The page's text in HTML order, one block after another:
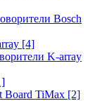
Bosch
[4]
K-array
Board TiMax [2]